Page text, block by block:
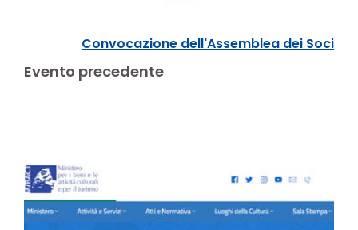
Convocazione dell'Assemblea dei Soci
Evento precedente